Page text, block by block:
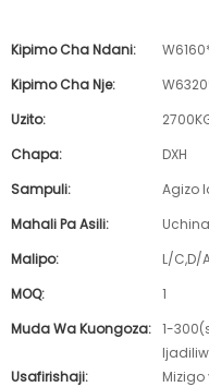
Kipimo Cha Ndani:
Kipimo Cha Nje:
Uzito:
Chapa:
DXH
Sampuli:
Agizo
Mahali Pa Asili:
Uchina
Malipo:
L/C,D/
MOQ:
1
Muda Wa Kuongoza: 1-
Usafirishaji: